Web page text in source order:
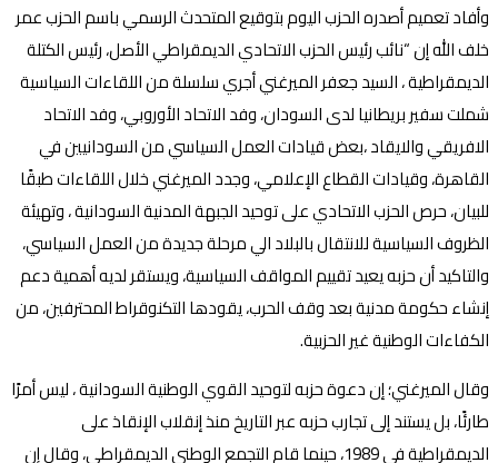
وأفاد تعميم أصدره الحزب اليوم بتوقيع المتحدث الرسمي باسم الحزب عمر
خلف الله إن “نائب رئيس الحزب الاتحادي الديمقراطي الأصل، رئيس الكتلة
الديمقراطية ، السيد جعفر الميرغني أجري سلسلة من اللقاءات السياسية
شملت سفير بريطانيا لدى السودان، وفد الاتحاد الأوروبي، وفد الاتحاد
الافريقي والايقاد ،بعض قيادات العمل السياسي من السودانيين في
القاهرة، وقيادات القطاع الإعلامي، وجدد الميرغني خلال اللقاءات طبقًا
للبيان، حرص الحزب الاتحادي على توحيد الجبهة المدنية السودانية ، وتهيئة
الظروف السياسية للانتقال بالبلاد الي مرحلة جديدة من العمل السياسي،
والتاكيد أن حزبه يعيد تقييم المواقف السياسية، ويستقر لديه أهمية دعم
إنشاء حكومة مدنية بعد وقف الحرب، يقودها التكنوقراط المحترفين، من
الكفاءات الوطنية غير الحزبية.
وقال الميرغني؛ إن دعوة حزبه لتوحيد القوي الوطنية السودانية ، ليس أمرًا
طارئًا، بل يستند إلى تجارب حزبه عبر التاريخ منذ إنقلاب الإنقاذ على
الديمقراطية في 1989، حينما قام التجمع الوطني الديمقراطي، وقال إن